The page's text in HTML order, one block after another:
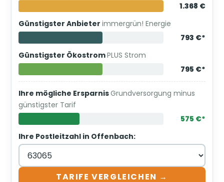
1.368 €
Günstigster Anbieterimmergrün! Energie
793 €*
Günstigster ÖkostromPLUS Strom
795 €*
Ihre mögliche ErsparnisGrundversorgung minus
günstigster Tarif
575 €*
Ihre Postleitzahl in Offenbach:
TARIFE VERGLEICHEN →